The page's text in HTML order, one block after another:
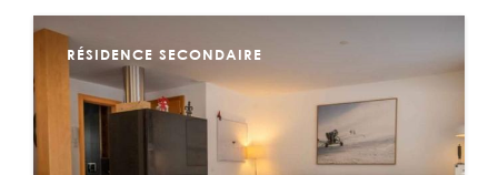
Entdecken Sie diese Immobilie
RÉSIDENCE SECONDAIRE